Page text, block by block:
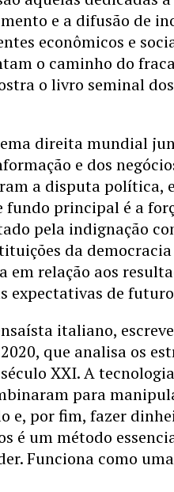
e a difusão de
econômicos e
o caminho do
o livro seminal
direita mundial
e dos
a disputa política,
fundo principal é a
pela indignação
da democracia
em relação aos
expectativas de
italiano,
que analisa os
XXI. A
para
e, por fim, fazer
é um método
Funciona como